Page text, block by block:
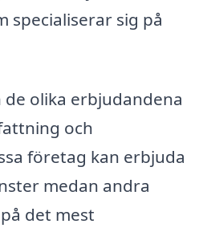
specialiserar sig på
olika erbjudandena
och
företag kan erbjuda
medan andra
det mest